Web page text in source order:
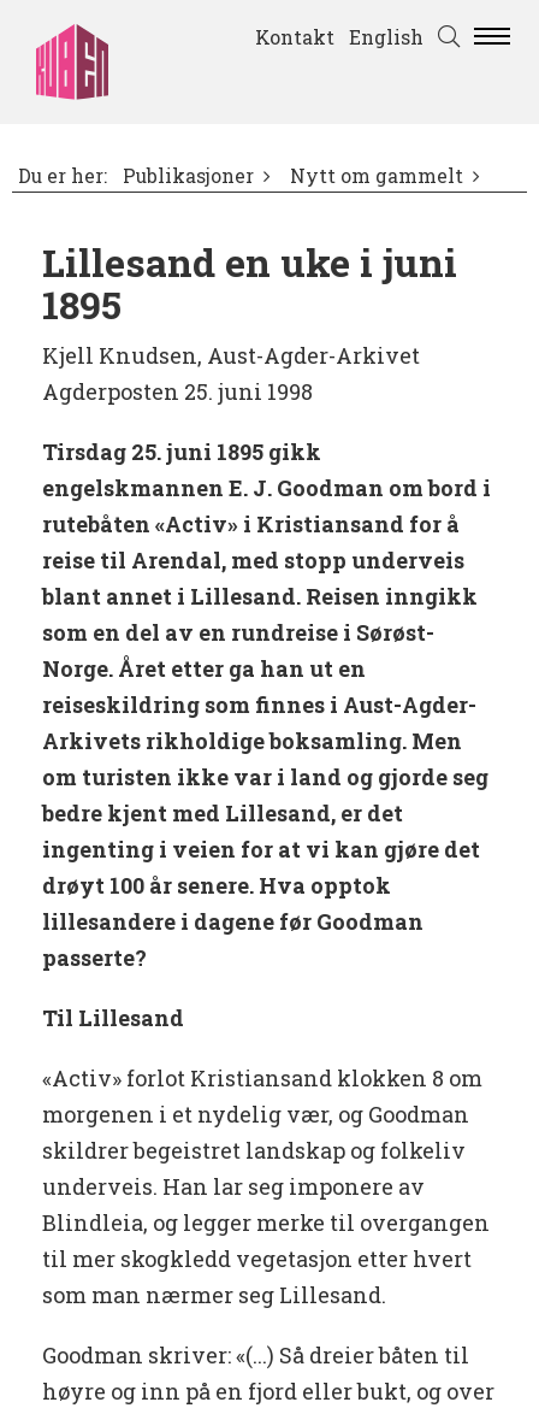
Kontakt English
Du er her: Publikasjoner Nytt om gammelt
Lillesand en uke i juni
1895
Kjell Knudsen, Aust-Agder-Arkivet
Agderposten 25. juni 1998
Tirsdag 25. juni 1895 gikk
engelskmannen E. J. Goodman om bord i
rutebåten «Activ» i Kristiansand for å
reise til Arendal, med stopp underveis
blant annet i Lillesand. Reisen inngikk
som en del av en rundreise i Sørøst-
Norge. Året etter ga han ut en
reiseskildring som finnes i Aust-Agder-
Arkivets rikholdige boksamling. Men
om turisten ikke var i land og gjorde seg
bedre kjent med Lillesand, er det
ingenting i veien for at vi kan gjøre det
drøyt 100 år senere. Hva opptok
lillesandere i dagene før Goodman
passerte?
Til Lillesand
«Activ» forlot Kristiansand klokken 8 om
morgenen i et nydelig vær, og Goodman
skildrer begeistret landskap og folkeliv
underveis. Han lar seg imponere av
Blindleia, og legger merke til overgangen
til mer skogkledd vegetasjon etter hvert
som man nærmer seg Lillesand.
Goodman skriver: «(...) Så dreier båten til
høyre og inn på en fjord eller bukt, og over